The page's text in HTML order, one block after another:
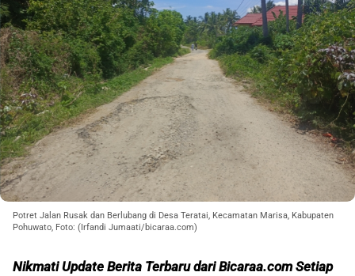
Potret Jalan Rusak dan Berlubang di Desa Teratai, Kecamatan Marisa, Kabupaten
Pohuwato, Foto: (Irfandi Jumaati/bicaraa.com)
Nikmati Update Berita Terbaru dari Bicaraa.com Setiap